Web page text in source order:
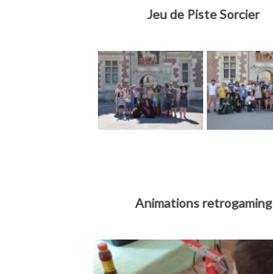
Jeu de Piste Sorcier
Animations retrogaming